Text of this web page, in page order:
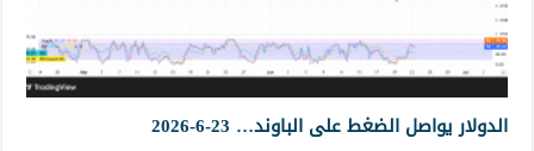
الدولار يواصل الضغط على الباوند… 23-6-2026